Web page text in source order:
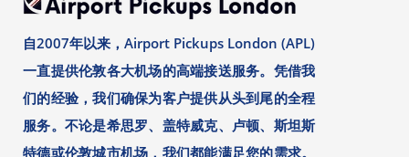
自2007年以来，Airport Pickups London (APL)
一直提供伦敦各大机场的高端接送服务。凭借我
们的经验，我们确保为客户提供从头到尾的全程
服务。不论是希思罗、盖特威克、卢顿、斯坦斯
特德或伦敦城市机场，我们都能满足您的需求。